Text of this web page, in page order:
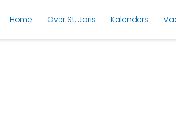
Home Over St. Joris Kalenders